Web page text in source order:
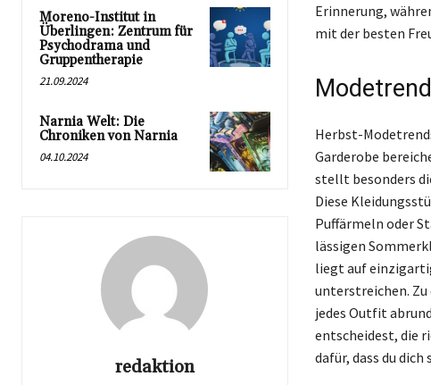
Moreno-Institut in
Überlingen: Zentrum für
Psychodrama und
Gruppentherapie
21.09.2024
Narnia Welt: Die
Chroniken von Narnia
04.10.2024
redaktion
Erinnerung,
mit der besten
Herbst-
Garderobe
stellt besonders
Diese
Puffärmeln oder
lässigen
liegt auf
unterstreichen. Zu
jedes Outfit
entscheidest, die
dafür, dass du